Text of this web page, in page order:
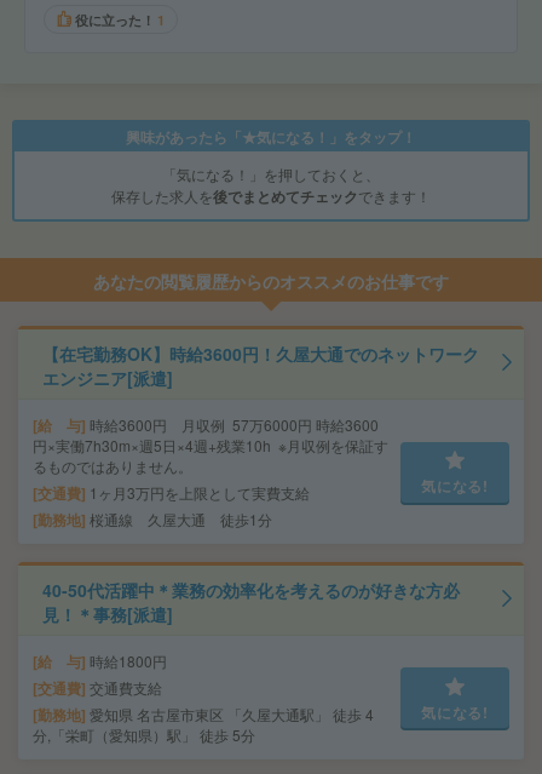
役に立った！ 1
興味があったら「★気になる！」をタップ！
「気になる！」を押しておくと、
保存した求人を後でまとめてチェックできます！
あなたの閲覧履歴からのオススメのお仕事です
【在宅勤務OK】時給3600円！久屋大通でのネットワーク
エンジニア[派遣]
給 与 時給3600円 月収例 57万6000円 時給3600
円×実働7h30m×週5日×4週+残業10h ※月収例を保証す
るものではありません。
交通費 1ヶ月3万円を上限として実費支給
勤務地 桜通線 久屋大通 徒歩1分
気になる!
40-50代活躍中＊業務の効率化を考えるのが好きな方必
見！＊事務[派遣]
給 与 時給1800円
交通費 交通費支給
勤務地 愛知県 名古屋市東区 「久屋大通駅」 徒歩 4
分,「栄町（愛知県）駅」 徒歩 5分
気になる!